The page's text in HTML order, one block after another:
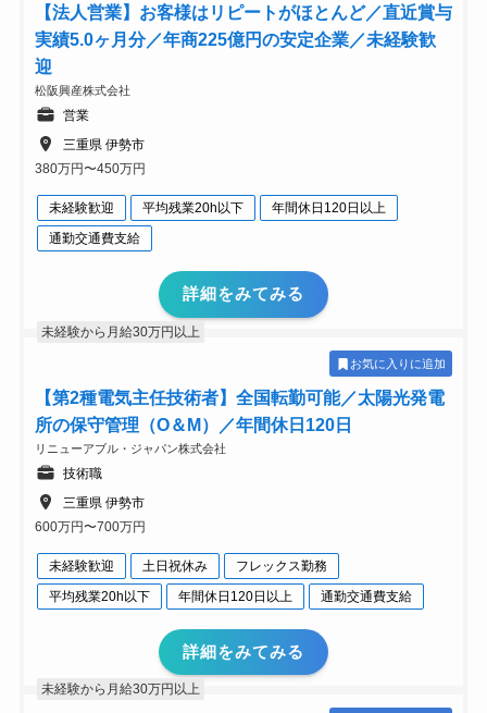
【法人営業】お客様はリピートがほとんど／直近賞与
実績5.0ヶ月分／年商225億円の安定企業／未経験歓
迎
松阪興産株式会社
営業
三重県 伊勢市
380万円〜450万円
未経験歓迎 平均残業20h以下
年間休日120日以上
通勤交通費支給
詳細をみてみる
未経験から月給30万円以上
お気に入りに追加
【第2種電気主任技術者】全国転勤可能／太陽光発電
所の保守管理（O＆M）／年間休日120日
リニューアブル・ジャパン株式会社
技術職
三重県 伊勢市
600万円〜700万円
未経験歓迎 土日祝休み
フレックス勤務
平均残業20h以下
年間休日120日以上 通勤交通費支給
詳細をみてみる
未経験から月給30万円以上